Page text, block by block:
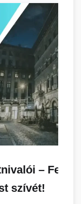
–
szívét!